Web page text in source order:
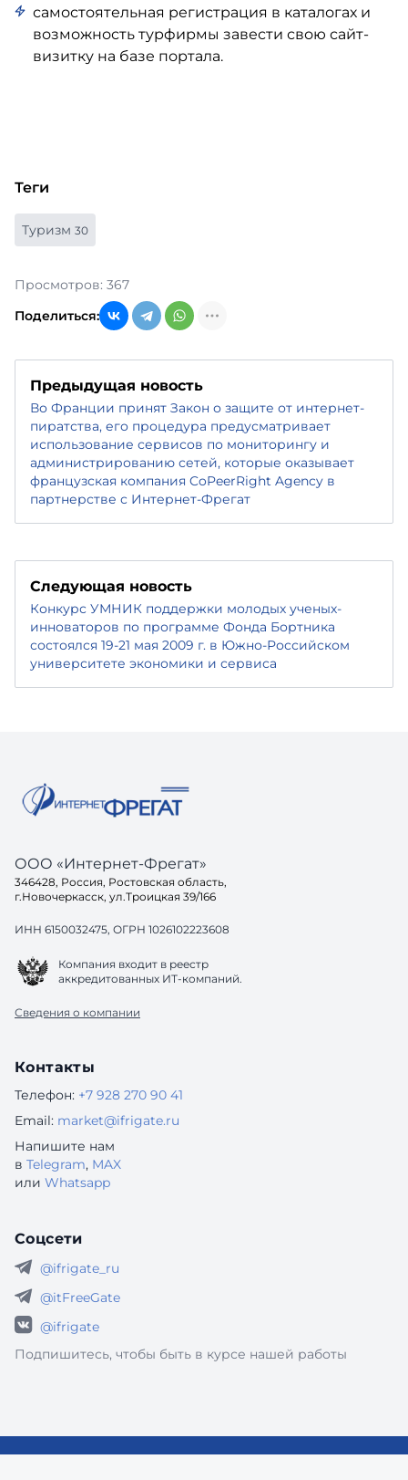
самостоятельная регистрация в каталогах и
возможность турфирмы завести свою сайт-
визитку на базе портала.
Теги
Туризм 30
Просмотров: 367
Поделиться:
Предыдущая новость
Во Франции принят Закон о защите от интернет-
пиратства, его процедура предусматривает
использование сервисов по мониторингу и
администрированию сетей, которые оказывает
французская компания CoPeerRight Agency в
партнерстве с Интернет-Фрегат
Следующая новость
Конкурс УМНИК поддержки молодых ученых-
инноваторов по программе Фонда Бортника
состоялся 19-21 мая 2009 г. в Южно-Российском
университете экономики и сервиса
ООО «Интернет-Фрегат»
346428, Россия, Ростовская область,
г.Новочеркасск, ул.Троицкая 39/166
ИНН 6150032475, ОГРН 1026102223608
Компания входит в реестр
аккредитованных ИТ-компаний.
Сведения о компании
Контакты
Телефон: +7 928 270 90 41
Email: market@ifrigate.ru
Напишите нам
в Telegram, MAX
или Whatsapp
Соцсети
@ifrigate_ru
@itFreeGate
@ifrigate
Подпишитесь, чтобы быть в курсе нашей работы